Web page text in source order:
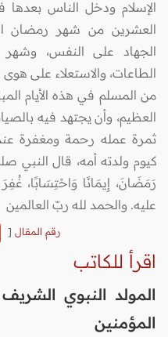
الإسلام ودخل الناس
العشرين من شهر رمضان
الجهاد على النفس، وشهر
الطاعات، والاستعلاء على
من المسلم في هذه الأيام
العظيم، وأن يجتهد فيه
ثمرة عمله رحمة ومغفرة
كيوم ولدته أمه، قال النبي
رَمَضَانَ، إِيمَانًا وَاحْتِسَابًا،
عليه. والحمد لله ربّ العالمين
رقم المقال [
اقرأ للكاتب
المولد النبوي
المؤمنين